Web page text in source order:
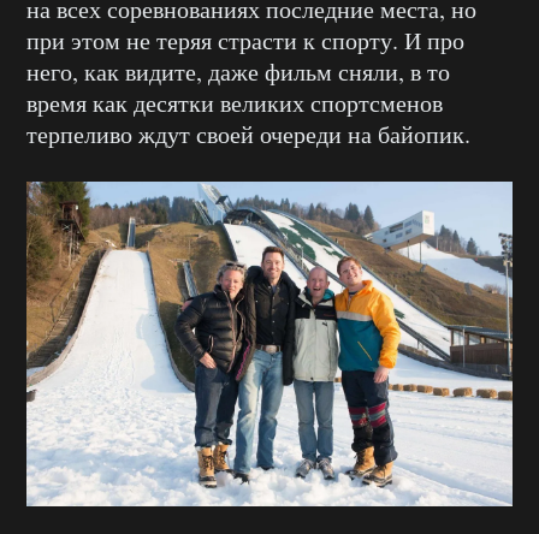
на всех соревнованиях последние места, но
при этом не теряя страсти к спорту. И про
него, как видите, даже фильм сняли, в то
время как десятки великих спортсменов
терпеливо ждут своей очереди на байопик.